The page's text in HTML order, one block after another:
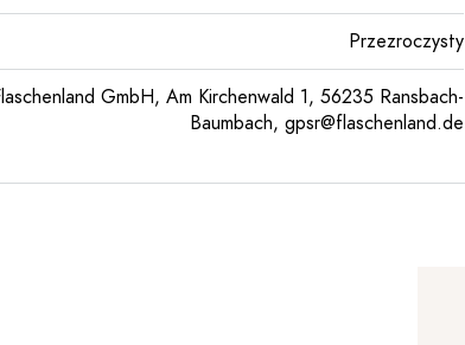
Przezroczysty
GmbH, Am Kirchenwald 1, 56235 Ransbach-
Baumbach, gpsr@flaschenland.de